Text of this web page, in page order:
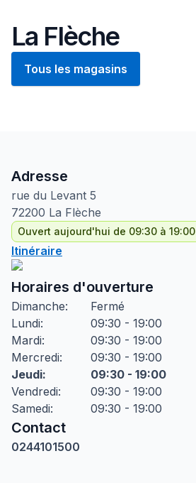
La Flèche
Tous les magasins
Adresse
rue du Levant 5
72200 La Flèche
Ouvert aujourd'hui de 09:30 à 19:00
Itinéraire
Horaires d'ouverture
Dimanche:
Fermé
Lundi:
09:30 - 19:00
Mardi:
09:30 - 19:00
Mercredi:
09:30 - 19:00
Jeudi:
09:30 - 19:00
Vendredi:
09:30 - 19:00
Samedi: 09:30 - 19:00
Contact
0244101500